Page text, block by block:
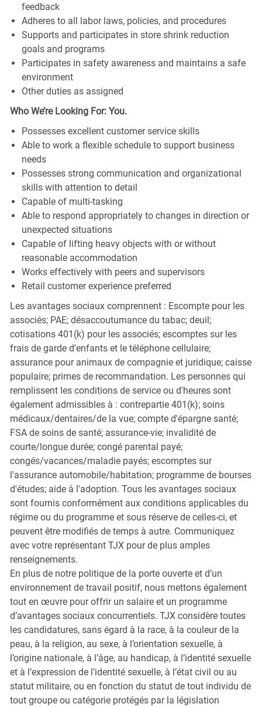
feedback
Adheres to all labor laws, policies, and procedures
Supports and participates in store shrink reduction
goals and programs
Participates in safety awareness and maintains a safe
environment
Other duties as assigned
Who We’re Looking For: You.
Possesses excellent customer service skills
Able to work a flexible schedule to support business
needs
Possesses strong communication and organizational
skills with attention to detail
Capable of multi-tasking
Able to respond appropriately to changes in direction or
unexpected situations
Capable of lifting heavy objects with or without
reasonable accommodation
Works effectively with peers and supervisors
Retail customer experience preferred
Les avantages sociaux comprennent : Escompte pour les
associés; PAE; désaccoutumance du tabac; deuil;
cotisations 401(k) pour les associés; escomptes sur les
frais de garde d'enfants et le téléphone cellulaire;
assurance pour animaux de compagnie et juridique; caisse
populaire; primes de recommandation. Les personnes qui
remplissent les conditions de service ou d'heures sont
également admissibles à : contrepartie 401(k); soins
médicaux/dentaires/de la vue; compte d'épargne santé;
FSA de soins de santé; assurance-vie; invalidité de
courte/longue durée; congé parental payé;
congés/vacances/maladie payés; escomptes sur
l'assurance automobile/habitation; programme de bourses
d'études; aide à l'adoption. Tous les avantages sociaux
sont fournis conformément aux conditions applicables du
régime ou du programme et sous réserve de celles-ci, et
peuvent être modifiés de temps à autre. Communiquez
avec votre représentant TJX pour de plus amples
renseignements.
En plus de notre politique de la porte ouverte et d’un
environnement de travail positif, nous mettons également
tout en œuvre pour offrir un salaire et un programme
d’avantages sociaux concurrentiels. TJX considère toutes
les candidatures, sans égard à la race, à la couleur de la
peau, à la religion, au sexe, à l’orientation sexuelle, à
l’origine nationale, à l’âge, au handicap, à l’identité sexuelle
et à l’expression de l’identité sexuelle, à l’état civil ou au
statut militaire, ou en fonction du statut de tout individu de
tout groupe ou catégorie protégés par la législation